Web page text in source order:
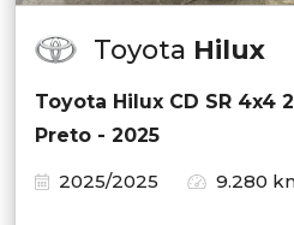
Toyota Hilux
Toyota Hilux CD SR 4x4
Preto - 2025
2025/2025
9.280